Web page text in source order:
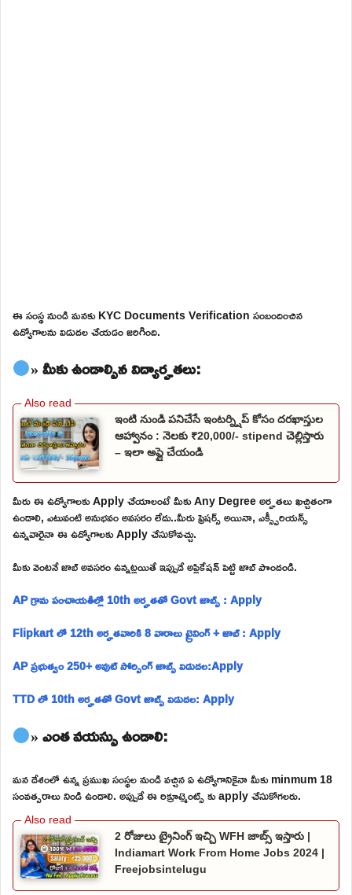
ఈ సంస్థ నుండి మనకు KYC Documents Verification సంబందించిన
ఉద్యోగాలను విడుదల చేయడం జరిగింది.
» మీకు ఉండాల్సిన విద్యార్హతలు:
ఇంటి నుండి పనిచేసే ఇంటర్న్షిప్ కోసం దరఖాస్తుల
ఆహ్వానం : నెలకు ₹20,000/- stipend చెల్లిస్తారు
– ఇలా అప్లై చేయండి
మీరు ఈ ఉద్యోగాలకు Apply చేయాలంటే మీకు Any Degree అర్హతలు ఖచ్చితంగా
ఉండాలి, ఎటువంటి అనుభవం అవసరం లేదు..మీరు ఫ్రెషర్స్ అయినా, ఎక్స్పీరియన్స్
ఉన్నవారైనా ఈ ఉద్యోగాలకు Apply చేసుకోవచ్చు.
మీకు వెంటనే జాబ్ అవసరం ఉన్నట్లయితే ఇప్పుడే అప్లికేషన్ పెట్టి జాబ్ పొందండి.
AP గ్రామ పంచాయతీల్లో 10th అర్హతతో Govt జాబ్స్ : Apply
Flipkart లో 12th అర్హతవారికి 8 వారాలు ట్రైనింగ్ + జాబ్ : Apply
AP ప్రభుత్వం 250+ అవుట్ సోర్సింగ్ జాబ్స్ విడుదల:Apply
TTD లో 10th అర్హతతో Govt జాబ్స్ విడుదల: Apply
» ఎంత వయస్సు ఉండాలి:
మన దేశంలో ఉన్న ప్రముఖ సంస్థల నుండి వచ్చిన ఏ ఉద్యోగానికైనా మీకు minmum 18
సంవత్సరాలు నిండి ఉండాలి. అప్పుడే ఈ రిక్రూట్మెంట్స్ కు apply చేసుకోగలరు.
2 రోజులు ట్రైనింగ్ ఇచ్చి WFH జాబ్స్ ఇస్తారు |
Indiamart Work From Home Jobs 2024 |
Freejobsintelugu